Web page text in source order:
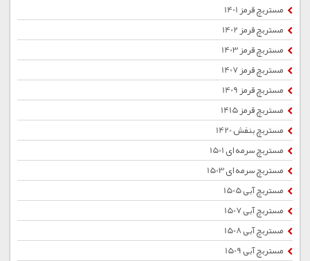
مستربچ قرمز 1401
مستربچ قرمز 1402
مستربچ قرمز 1403
مستربچ قرمز 1407
مستربچ قرمز 1409
مستربچ قرمز 1415
مستربچ بنفش 1420
مستربچ سرمه ای 1501
مستربچ سرمه ای 1503
مستربچ آبی 1505
مستربچ آبی 1507
مستربچ آبی 1508
مستربچ آبی 1509